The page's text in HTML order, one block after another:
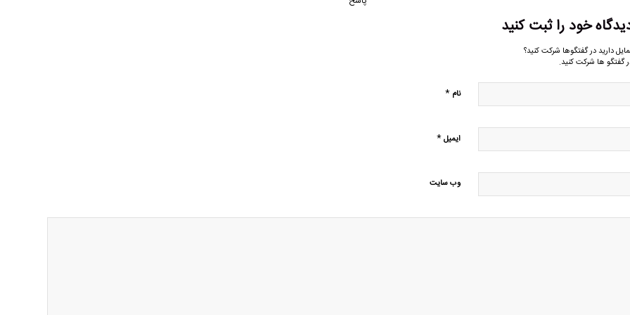
خود را ثبت کنید
دارید در گفتگوها شرکت کنید؟
گفتگو ها شرکت کنید.
نام *
ایمیل*
وب‌ سایت